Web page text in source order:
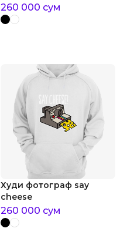
260 000 сум
Худи фотограф say
cheese
260 000 сум